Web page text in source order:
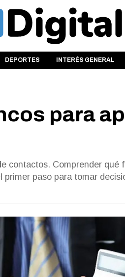
DEPORTES INTERÉS GENERAL
para
contactos. Comprender qué
paso para tomar